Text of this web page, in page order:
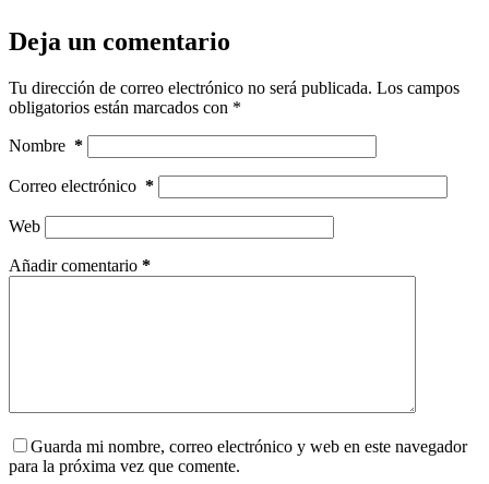
Deja un comentario
Tu dirección de correo electrónico no será publicada. Los campos
obligatorios están marcados con *
Nombre *
Correo electrónico *
Web
Añadir comentario *
Guarda mi nombre, correo electrónico y web en este navegador
para la próxima vez que comente.